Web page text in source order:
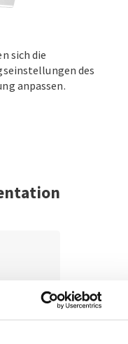
sich die
des
anpassen.